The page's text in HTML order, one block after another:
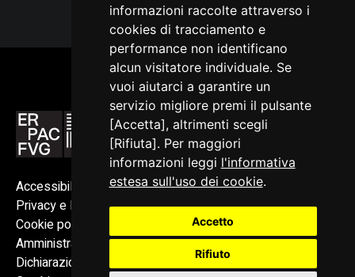
informazioni raccolte attraverso i
cookies di tracciamento e
performance non identificano
alcun visitatore individuale. Se
vuoi aiutarci a garantire un
servizio migliore premi il pulsante
[Accetta], altrimenti scegli
[Rifiuta]. Per maggiori
informazioni leggi l'informativa
estesa sull'uso dei cookie.
Accetto
Rifiuto
Accessibilità
Privacy e Note legali
Cookie policy
Amministrazione trasparente
Dichiarazione di accessibilità